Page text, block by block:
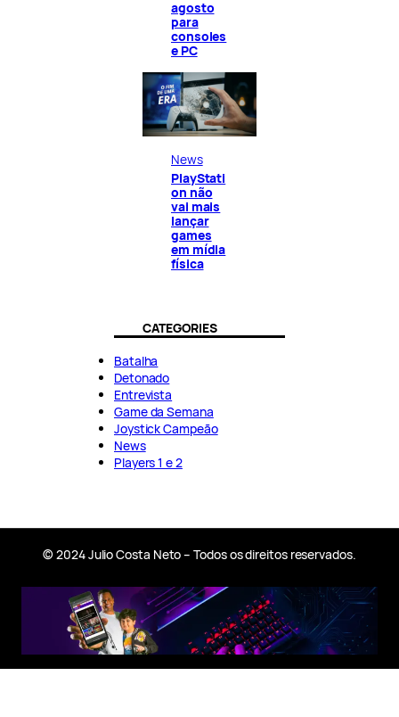
agosto
para
consoles
e PC
News
PlayStati
on não
vai mais
lançar
games
em mídia
física
CATEGORIES
Batalha
Detonado
Entrevista
Game da Semana
Joystick Campeão
News
Players 1 e 2
© 2024 Julio Costa Neto – Todos os direitos reservados.